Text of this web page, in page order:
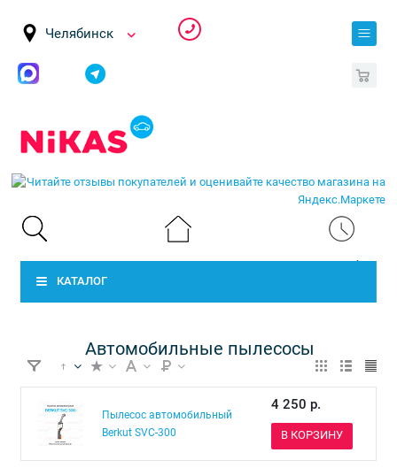
Челябинск
КАТАЛОГ
Автомобильные пылесосы
Пылесос автомобильный
Berkut SVC-300
4 250 р.
В КОРЗИНУ